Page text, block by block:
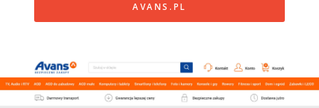
AVANS.PL